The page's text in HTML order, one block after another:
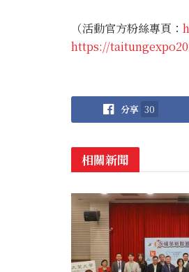
（活動官方粉絲專頁：
https://
分享 30
相關新聞